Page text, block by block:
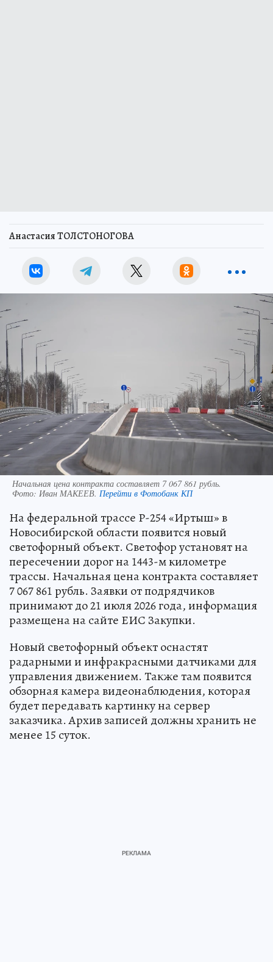
Анастасия ТОЛСТОНОГОВА
Начальная цена контракта составляет 7 067 861 рубль.
Фото: Иван МАКЕЕВ. Перейти в Фотобанк КП
На федеральной трассе Р-254 «Иртыш» в
Новосибирской области появится новый
светофорный объект. Светофор установят на
пересечении дорог на 1443-м километре
трассы. Начальная цена контракта составляет
7 067 861 рубль. Заявки от подрядчиков
принимают до 21 июля 2026 года, информация
размещена на сайте ЕИС Закупки.
Новый светофорный объект оснастят
радарными и инфракрасными датчиками для
управления движением. Также там появится
обзорная камера видеонаблюдения, которая
будет передавать картинку на сервер
заказчика. Архив записей должны хранить не
менее 15 суток.